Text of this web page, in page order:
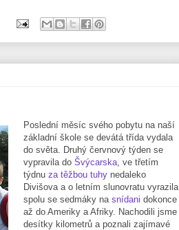
Poslední měsíc svého pobytu na naší
základní škole se devátá třída vydala
do světa. Druhý červnový týden se
vypravila do Švýcarska , ve třetím
týdnu za těžbou tuhy nedaleko
Divišova a o letním slunovratu vyrazila
spolu se sedmáky na snídani dokonce
až do Ameriky a Afriky. Nachodili jsme
desítky kilometrů a poznali zajímavé